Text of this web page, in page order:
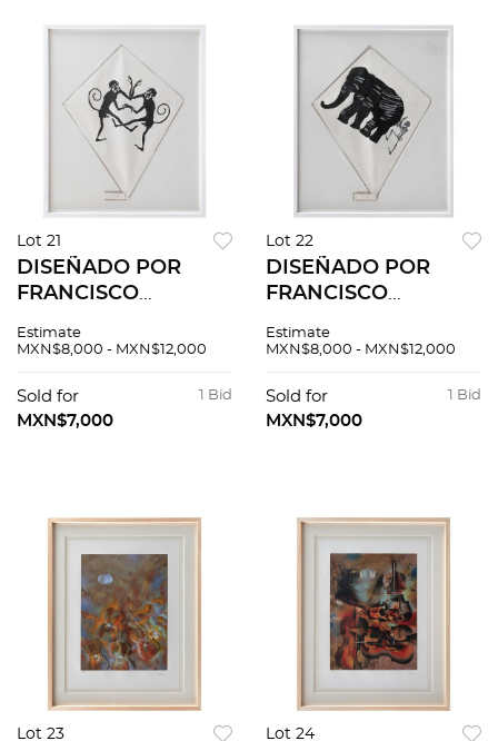
Lot 21
DISEÑADO POR
FRANCISCO
Firmado. Esténcil y
hecho a mano. 70 x
55 cm
Estimate
MXN$8,000 - MXN$12,000
1 Bid
Sold for
MXN$7,000
Lot 22
DISEÑADO POR
FRANCISCO
Firmado. Esténcil y
hecho a mano. 70 x
55 cm
Estimate
MXN$8,000 - MXN$12,000
1 Bid
Sold for
MXN$7,000
Lot 23 Lot 24